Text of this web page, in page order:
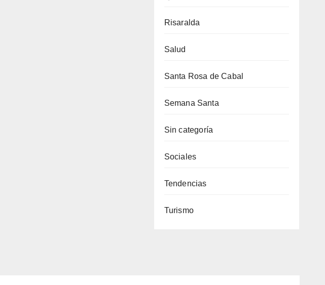
Risaralda
Salud
Santa Rosa de Cabal
Semana Santa
Sin categoría
Sociales
Tendencias
Turismo